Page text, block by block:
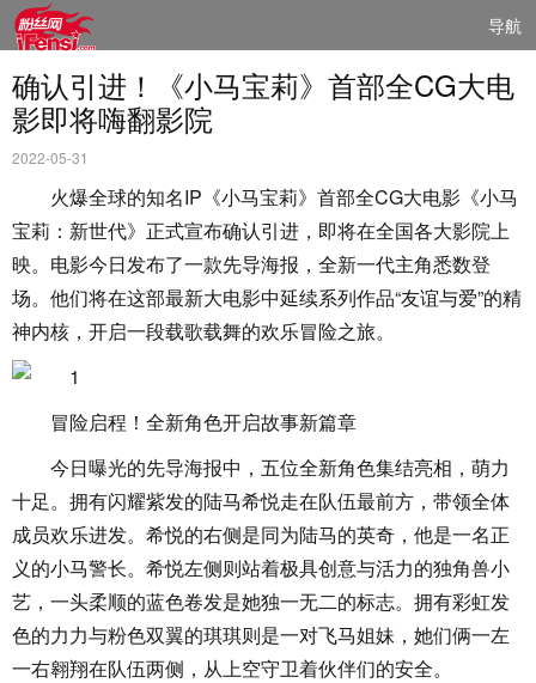
导航
确认引进！《小马宝莉》首部全CG大电
影即将嗨翻影院
2022-05-31
火爆全球的知名IP《小马宝莉》首部全CG大电影《小马
宝莉：新世代》正式宣布确认引进，即将在全国各大影院上
映。电影今日发布了一款先导海报，全新一代主角悉数登
场。他们将在这部最新大电影中延续系列作品“友谊与爱”的精
神内核，开启一段载歌载舞的欢乐冒险之旅。
冒险启程！全新角色开启故事新篇章
今日曝光的先导海报中，五位全新角色集结亮相，萌力
十足。拥有闪耀紫发的陆马希悦走在队伍最前方，带领全体
成员欢乐进发。希悦的右侧是同为陆马的英奇，他是一名正
义的小马警长。希悦左侧则站着极具创意与活力的独角兽小
艺，一头柔顺的蓝色卷发是她独一无二的标志。拥有彩虹发
色的力力与粉色双翼的琪琪则是一对飞马姐妹，她们俩一左
一右翱翔在队伍两侧，从上空守卫着伙伴们的安全。